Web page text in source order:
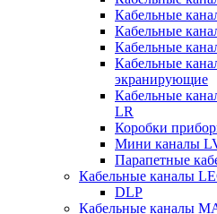
Кабельные
Кабельные
Кабельные
Кабельные
экранирующие
Кабельные
LR
Коробки
Мини каналы
Парапетные
Кабельные каналы
DLP
Кабельные каналы